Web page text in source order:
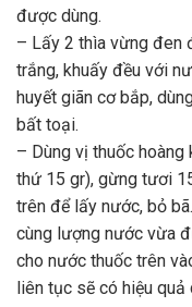
được dùng.
– Lấy 2 thìa vừng đen
trắng, khuấy đều với
huyết giãn cơ bắp,
bất toại.
– Dùng vị thuốc
thứ 15 gr), gừng tươi
trên để lấy nước, bỏ
cùng lượng nước vừa
cho nước thuốc trên
liên tục sẽ có hiệu